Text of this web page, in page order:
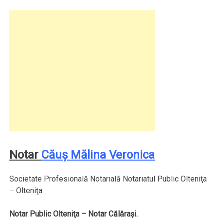
Notar Căuş Mălina Veronica
Societate Profesională Notarială Notariatul Public Olteniţa
– Olteniţa.
Notar Public Olteniţa – Notar Călăraşi.